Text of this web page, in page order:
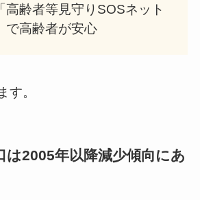
高齢者等見守りSOSネット
で高齢者が安心
す。
は2005年以降減少傾向にあ